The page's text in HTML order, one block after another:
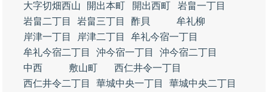
大字切畑西山
開出本町 開出西町
岩畠一丁目
岩畠二丁目
岩畠三丁目 酢貝
牟礼柳
岸津一丁目
岸津二丁目
牟礼今宿一丁目
牟礼今宿二丁目
沖今宿一丁目
沖今宿二丁目
中西
敷山町
西仁井令一丁目
西仁井令二丁目
華城中央一丁目 華城中央二丁目